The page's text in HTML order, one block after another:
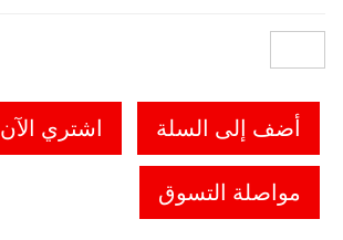
أضف إلى السلة اشتري الآن
مواصلة التسوق